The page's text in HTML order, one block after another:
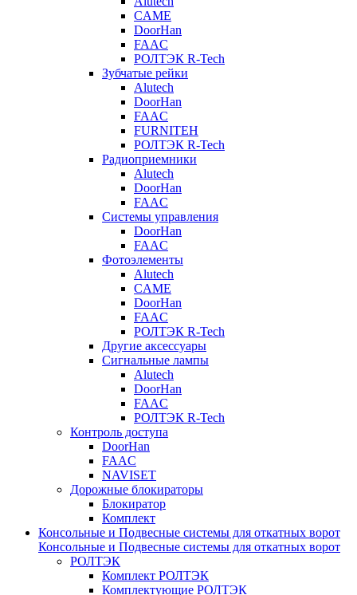
CAME
DoorHan
FAAC
РОЛТЭК R-Tech
Зубчатые рейки
Alutech
DoorHan
FAAC
FURNITEH
РОЛТЭК R-Tech
Радиоприемники
Alutech
DoorHan
FAAC
Системы управления
DoorHan
FAAC
Фотоэлементы
Alutech
CAME
DoorHan
FAAC
РОЛТЭК R-Tech
Другие аксессуары
Сигнальные лампы
Alutech
DoorHan
FAAC
РОЛТЭК R-Tech
Контроль доступа
DoorHan
FAAC
NAVISET
Дорожные блокираторы
Блокиратор
Комплект
Консольные и Подвесные системы для откатных ворот
Консольные и Подвесные системы для откатных ворот
РОЛТЭК
Комплект РОЛТЭК
Комплектующие РОЛТЭК